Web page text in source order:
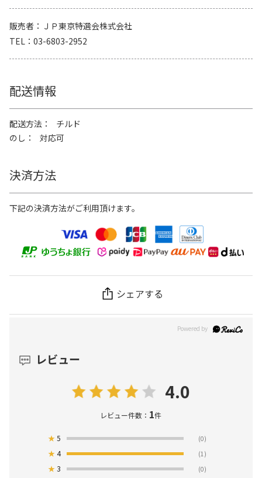
販売者
ＪＰ東京特選会株式会社
TEL
03-6803-2952
配送情報
配送方法
チルド
のし
対応可
決済方法
下記の決済方法がご利用頂けます。
シェアする
レビュー
4.0
レビュー件数： 1件
★5 (0)
★4 (1)
★3 (0)